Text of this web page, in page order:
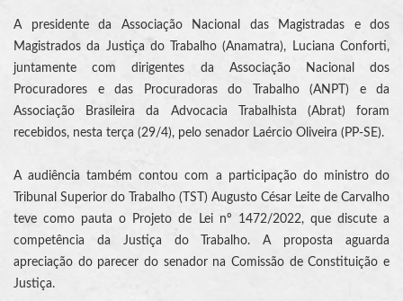
A presidente da Associação Nacional das Magistradas e dos
Magistrados da Justiça do Trabalho (Anamatra), Luciana Conforti,
juntamente com dirigentes da Associação Nacional dos
Procuradores e das Procuradoras do Trabalho (ANPT) e da
Associação Brasileira da Advocacia Trabalhista (Abrat) foram
recebidos, nesta terça (29/4), pelo senador Laércio Oliveira (PP-SE).
A audiência também contou com a participação do ministro do
Tribunal Superior do Trabalho (TST) Augusto César Leite de Carvalho
teve como pauta o Projeto de Lei nº 1472/2022, que discute a
competência da Justiça do Trabalho. A proposta aguarda
apreciação do parecer do senador na Comissão de Constituição e
Justiça.